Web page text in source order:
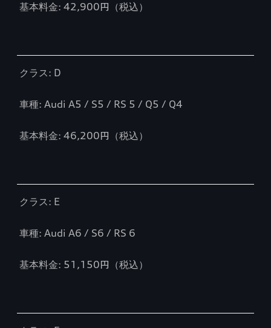
基本料金: 42,900円（税込）
クラス: D
車種: Audi A5 / S5 / RS 5 / Q5 / Q4
基本料金: 46,200円（税込）
クラス: E
車種: Audi A6 / S6 / RS 6
基本料金: 51,150円（税込）